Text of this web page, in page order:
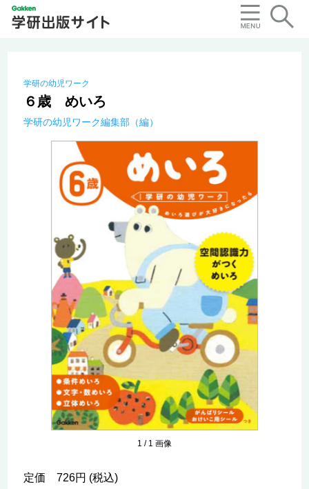
学研の幼児ワーク
６歳 めいろ
学研の幼児ワーク編集部（編）
1 / 1 画像
定価 726円 (税込)